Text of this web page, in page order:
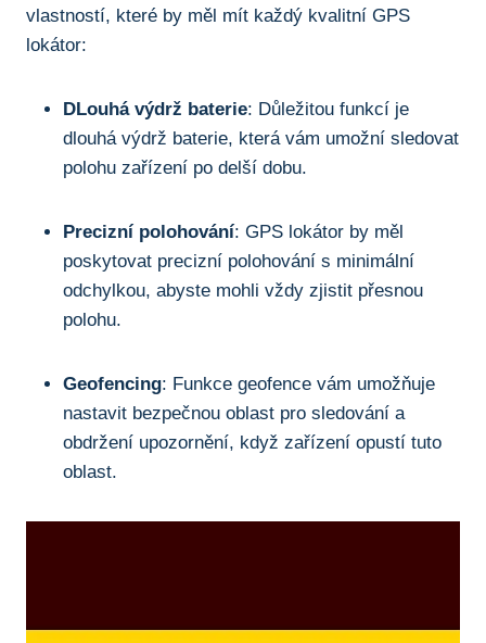
vlastností,⁤ které⁤ by měl mít každý kvalitní⁣ GPS
lokátor:
DLouhá výdrž baterie: Důležitou funkcí je
dlouhá výdrž baterie, která vám umožní ⁤sledovat
polohu zařízení ⁢po delší dobu.
Precizní polohování: GPS lokátor by měl
poskytovat precizní polohování s minimální
odchylkou, abyste mohli vždy zjistit přesnou
polohu.
Geofencing: Funkce⁤ geofence vám⁣ umožňuje
nastavit bezpečnou oblast pro sledování a
obdržení upozornění, když zařízení opustí‍ tuto
oblast.